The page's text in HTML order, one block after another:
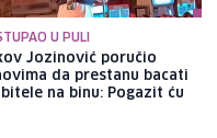
U PULI
Jozinović poručio
da prestanu bacati
na binu: Pogazit ću